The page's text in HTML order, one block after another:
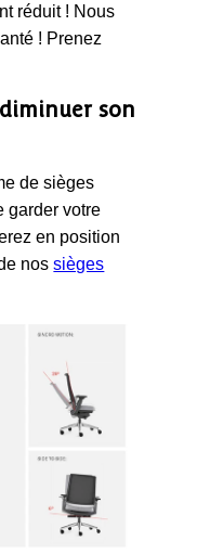
réduit ! Nous
! Prenez
son
de sièges
garder votre
en position
nossièges